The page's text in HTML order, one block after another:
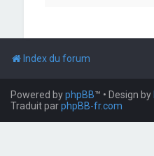
Index du forum
Powered byphpBB™ • Design by
Traduit parphpBB-fr.com